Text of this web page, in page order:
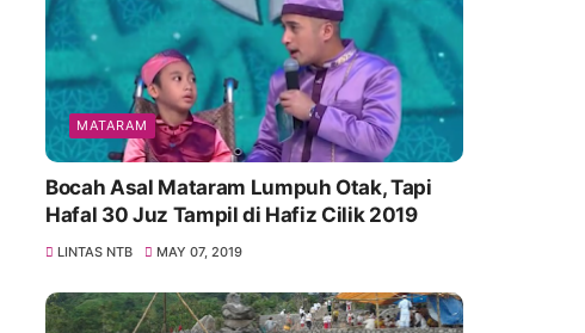
MATARAM
Bocah Asal Mataram Lumpuh Otak, Tapi
Hafal 30 Juz Tampil di Hafiz Cilik 2019
LINTAS NTB MAY 07, 2019